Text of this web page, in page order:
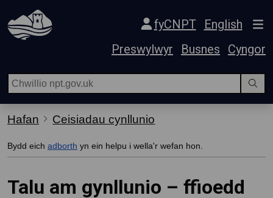
Hepgor gwe-lywio
fyCNPT
English
Preswylwyr
Busnes Cyngor
Hafan Ceisiadau cynllunio
Bydd eich adborth yn ein helpu i wella'r wefan hon.
Talu am gynllunio – ffioedd